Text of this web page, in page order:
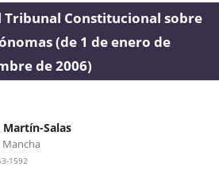
Tribunal Constitucional sobre
(de 1 de enero de
de 2006)
Salas
Mancha
1592